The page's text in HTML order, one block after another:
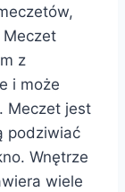
Meczet
z
i może
Meczet jest
podziwiać
Wnętrze
wiele